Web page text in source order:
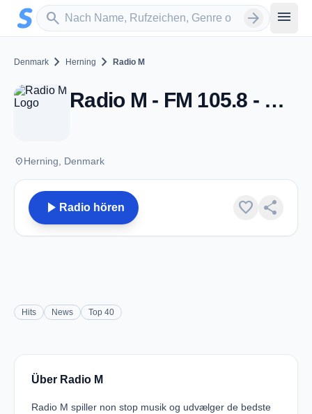
Zum Hauptinhalt springen
search
Sender suchen arrow_forward menu
Denmark chevron_right Herning chevron_right Radio M
Radio M - FM 105.8 - Herning
placeHerning, Denmark
play_arrow Radio hören favorite share
Hits News Top 40
Über Radio M
Radio M spiller non stop musik og udvælger de bedste